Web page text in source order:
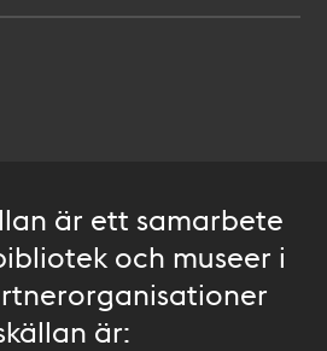
är ett samarbete
och museer i
är: